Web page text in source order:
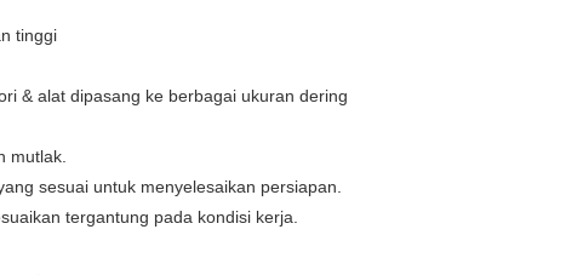
tinggi
& alat dipasang ke berbagai ukuran dering
mutlak.
sesuai untuk menyelesaikan persiapan.
tergantung pada kondisi kerja.